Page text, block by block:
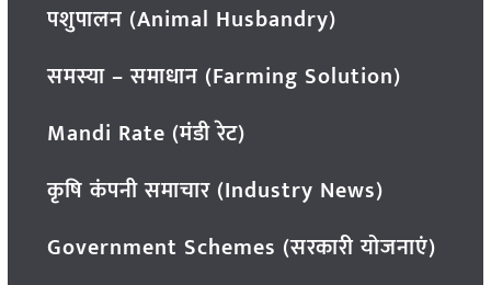
पशुपालन (Animal Husbandry)
समस्या – समाधान (Farming Solution)
Mandi Rate (मंडी रेट)
कृषि कंपनी समाचार (Industry News)
Government Schemes (सरकारी योजनाएं)